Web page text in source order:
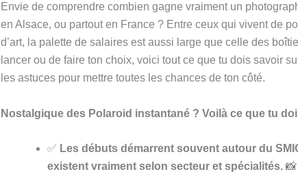
Envie de comprendre combien gagne vraiment un
en Alsace, ou partout en France ? Entre ceux qui vivent de
d’art, la palette de salaires est aussi large que celle des
lancer ou de faire ton choix, voici tout ce que tu dois savoir
les astuces pour mettre toutes les chances de ton côté.
Nostalgique des Polaroid instantané ? Voilà ce que tu
✅ Les débuts démarrent souvent autour du
existent vraiment selon secteur et spécialités. 📸